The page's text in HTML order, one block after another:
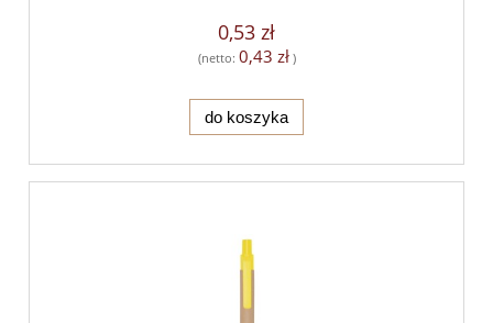
0,53 zł
(netto: 0,43 zł)
do koszyka